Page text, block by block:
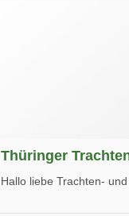
Thüringer
Hallo liebe Trachten-